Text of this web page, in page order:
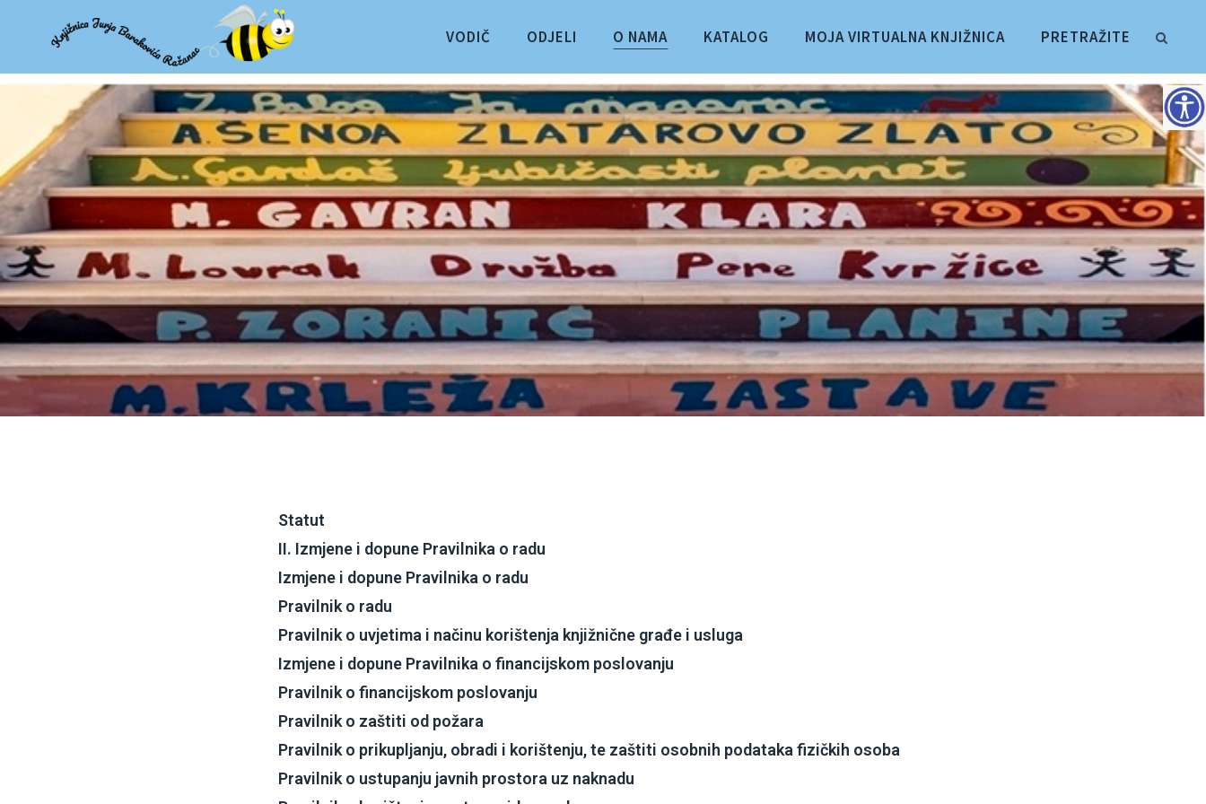
VODIČ ODJELI O NAMA KATALOG MOJA VIRTUALNA KNJIŽNICA PRETRAŽITE
Statut
II. Izmjene i dopune Pravilnika o radu
Izmjene i dopune Pravilnika o radu
Pravilnik o radu
Pravilnik o uvjetima i načinu korištenja knjižnične građe i usluga
Izmjene i dopune Pravilnika o financijskom poslovanju
Pravilnik o financijskom poslovanju
Pravilnik o zaštiti od požara
Pravilnik o prikupljanju, obradi i korištenju, te zaštiti osobnih podataka fizičkih osoba
Pravilnik o ustupanju javnih prostora uz naknadu